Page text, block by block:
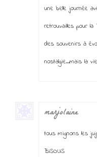
une belle journée
retrouvailles pour
des souvenirs à
nostalgie…mais la
marjolaine
tous mignons les
BISOUS